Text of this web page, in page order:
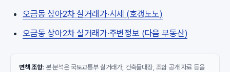
오금동 상아2차 실거래가·시세 (호갱노노)
오금동 상아2차 실거래가·주변정보 (다음 부동산)
면책 조항: 본 분석은 국토교통부 실거래가, 건축물대장, 조합 공개 자료 등을